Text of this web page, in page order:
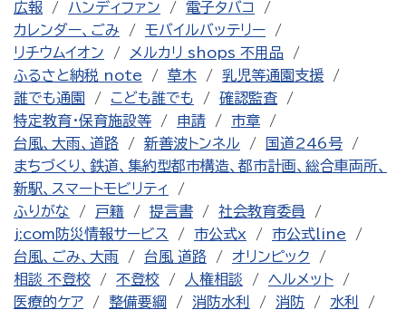
広報
ハンディファン
電子タバコ
カレンダー、ごみ
モバイルバッテリー
リチウムイオン
メルカリ shops 不用品
ふるさと納税 note
草木
乳児等通園支援
誰でも通園
こども誰でも
確認監査
特定教育・保育施設等
申請
市章
台風、大雨、道路
新善波トンネル
国道246号
まちづくり、鉄道、集約型都市構造、都市計画、総合車両所、
新駅、スマートモビリティ
ふりがな
戸籍 提言書
社会教育委員
j:com防災情報サービス
市公式x
市公式line
台風、ごみ、大雨
台風 道路
オリンピック
相談 不登校
不登校 人権相談
ヘルメット
医療的ケア
整備要綱 消防水利 消防
水利